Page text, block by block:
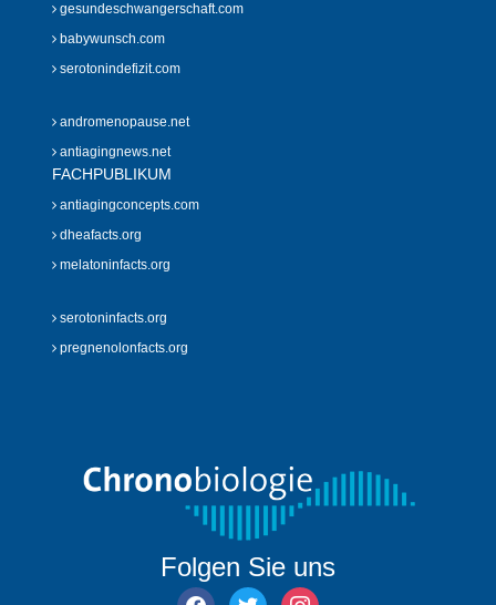
gesundeschwangerschaft.com
babywunsch.com
serotonindefizit.com
andromenopause.net
antiagingnews.net
FACHPUBLIKUM
antiagingconcepts.com
dheafacts.org
melatoninfacts.org
serotoninfacts.org
pregnenolonfacts.org
Folgen Sie uns
facebook
twitter instagram